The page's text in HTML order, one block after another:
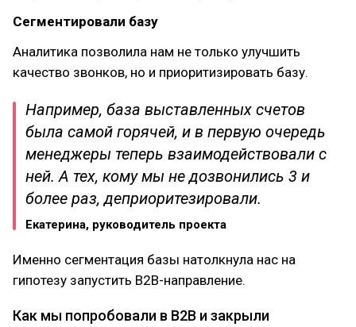
Сегментировали базу
Аналитика позволила нам не только улучшить
качество звонков, но и приоритизировать базу.
Например, база выставленных счетов
была самой горячей, и в первую очередь
менеджеры теперь взаимодействовали с
ней. А тех, кому мы не дозвонились 3 и
более раз, деприоритезировали.
Екатерина, руководитель проекта
Именно сегментация базы натолкнула нас на
гипотезу запустить B2B-направление.
Как мы попробовали в B2B и закрыли